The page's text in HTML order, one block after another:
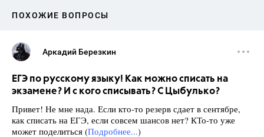
ПОХОЖИЕ ВОПРОСЫ
Аркадий Березкин
ЕГЭ по русскому языку! Как можно списать на
экзамене? И с кого списывать? С Цыбулько?
Привет! Не мне нада. Если кто-то резерв сдает в сентябре,
как списать на ЕГЭ, если совсем шансов нет? КТо-то уже
может поделиться (Подробнее...)